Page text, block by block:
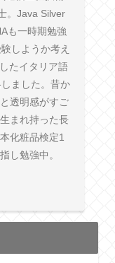
。Java Silver
も一時期勉強
しようか考え
たイタリア語
ました。昔か
透明感がすご
まれ持った長
化粧品検定1
し勉強中。